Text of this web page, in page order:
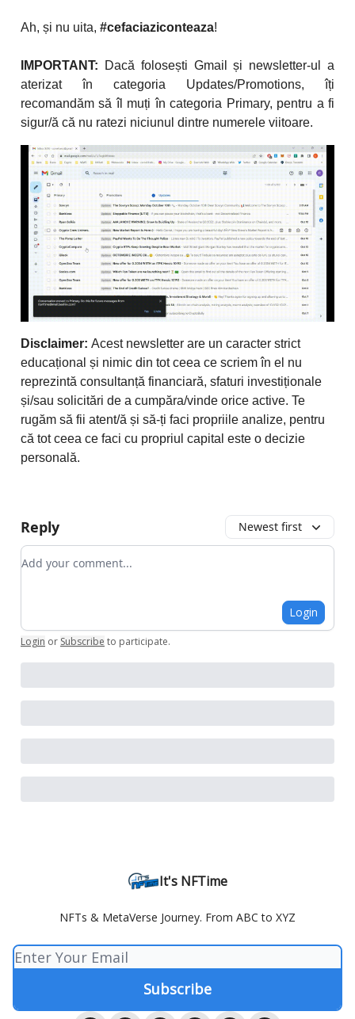
Ah, și nu uita, #cefaciaziconteaza!
IMPORTANT:
Dacă folosești Gmail și newsletter-ul a
aterizat în categoria Updates/Promotions, îți
recomandăm să îl muți în categoria Primary, pentru a fi
sigur/ă că nu ratezi niciunul dintre numerele viitoare.
Disclaimer: Acest newsletter are un caracter strict
educațional și nimic din tot ceea ce scriem în el nu
reprezintă consultanță financiară, sfaturi investiționale
și/sau solicitări de a cumpăra/vinde orice active. Te
rugăm să fii atent/ă și să-ți faci propriile analize, pentru
că tot ceea ce faci cu propriul capital este o decizie
personală.
Reply Newest first
Add your comment
Login
Login or Subscribe to participate.
It's NFTime
NFTs & MetaVerse Journey. From ABC to XYZ